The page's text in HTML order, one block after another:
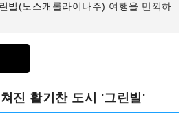
빌(노스캐롤라이나주) 여행을 만끽하
진 활기찬 도시 '그린빌'